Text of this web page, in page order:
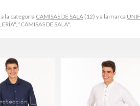
la categoría CAMISAS DE SALA (12) y a la marca
"CAMISAS DE SALA".